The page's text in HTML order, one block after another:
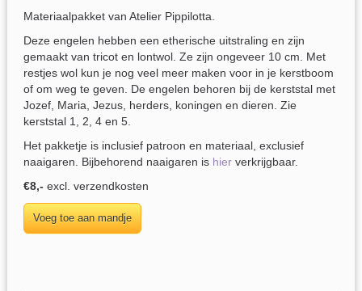
Materiaalpakket van Atelier Pippilotta.
Deze engelen hebben een etherische uitstraling en zijn
gemaakt van tricot en lontwol. Ze zijn ongeveer 10 cm. Met
restjes wol kun je nog veel meer maken voor in je kerstboom
of om weg te geven. De engelen behoren bij de kerststal met
Jozef, Maria, Jezus, herders, koningen en dieren. Zie
kerststal 1, 2, 4 en 5.
Het pakketje is inclusief patroon en materiaal, exclusief
naaigaren. Bijbehorend naaigaren is hierverkrijgbaar.
€8,- excl. verzendkosten